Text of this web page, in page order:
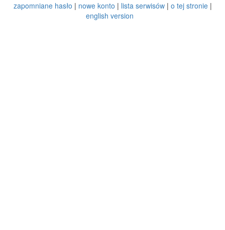
zapomniane hasło | nowe konto | lista serwisów| o tej stronie|
english version